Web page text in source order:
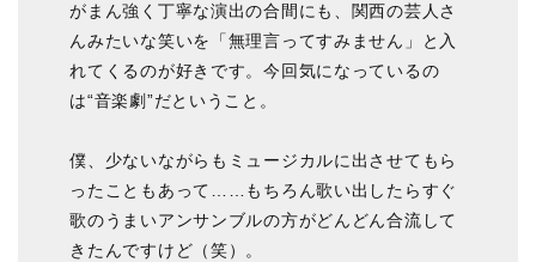
がまん強く丁寧な演出の合間にも、関西の芸人さ
んみたいな笑いを「無理言ってすみません」と入
れてくるのが好きです。今回気になっているの
は“音楽劇”だということ。
僕、少ないながらもミュージカルに出させてもら
ったこともあって……もちろん歌い出したらすぐ
歌のうまいアンサンブルの方がどんどん合流して
きたんですけど（笑）。